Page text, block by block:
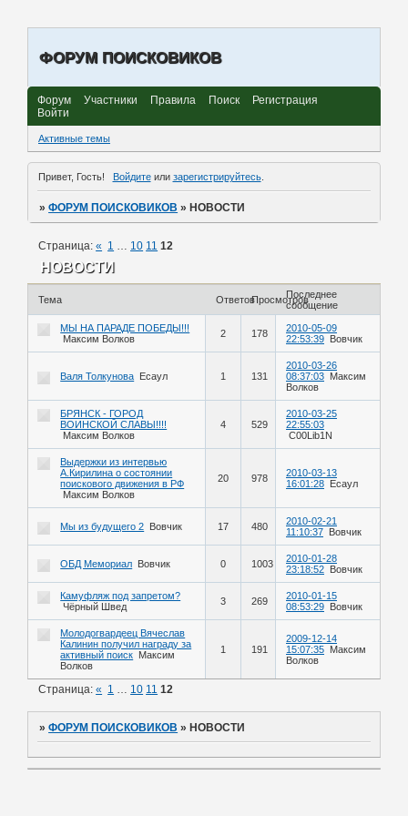
ФОРУМ ПОИСКОВИКОВ
Форум Участники Правила Поиск
Регистрация
Войти
Активные темы
Привет, Гость! Войдитеили зарегистрируйтесь.
»ФОРУМ ПОИСКОВИКОВ »НОВОСТИ
НОВОСТИ
Страница:« 1 … 10 11 12
Тема ОтветовПросмотровПоследнее
сообщение
МЫ НА ПАРАДЕ ПОБЕДЫ!!!
Максим Волков
2 178
2010-05-09
22:53:39 Вовчик
Валя Толкунова Есаул 1 131
2010-03-26
08:37:03 Максим
Волков
БРЯНСК - ГОРОД
ВОИНСКОЙ СЛАВЫ!!!!
Максим Волков
4 529
2010-03-25
22:55:03
C00Lib1N
Выдержки из интервью
А.Кирилина о состоянии
поискового движения в РФ
Максим Волков
20 978
2010-03-13
16:01:28 Есаул
Мы из будущего 2 Вовчик 17 480
2010-02-21
11:10:37 Вовчик
ОБД Мемориал Вовчик 0 1003
2010-01-28
23:18:52 Вовчик
Камуфляж под запретом?
Чёрный Швед
3 269
2010-01-15
08:53:29 Вовчик
Молодогвардеец Вячеслав
Калинин получил награду за
активный поиск Максим
Волков
1 191
2009-12-14
15:07:35 Максим
Волков
Страница:« 1 … 10 11 12
»ФОРУМ ПОИСКОВИКОВ » НОВОСТИ